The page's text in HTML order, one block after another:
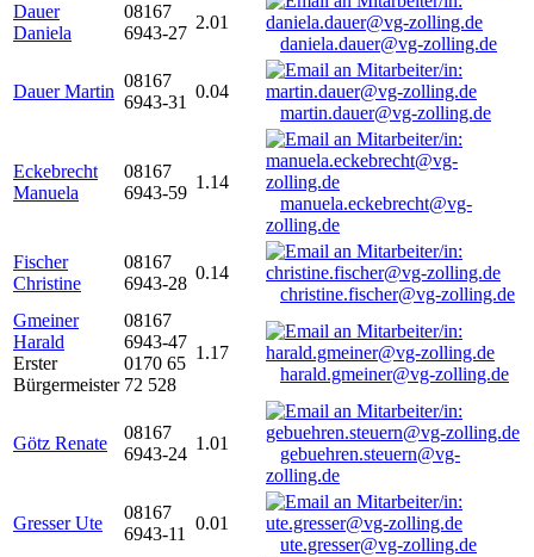
Dauer
Daniela
08167
6943-27
2.01
daniela.dauer@vg-zolling.de
Dauer Martin
08167
6943-31
0.04
martin.dauer@vg-zolling.de
Eckebrecht
Manuela
08167
6943-59
1.14
manuela.eckebrecht@vg-
zolling.de
Fischer
Christine
08167
6943-28
0.14
christine.fischer@vg-zolling.de
Gmeiner
Harald
Erster
Bürgermeister
08167
6943-47
0170 65
72 528
1.17
harald.gmeiner@vg-zolling.de
Götz Renate
08167
6943-24
1.01
gebuehren.steuern@vg-
zolling.de
Gresser Ute
08167
6943-11
0.01
ute.gresser@vg-zolling.de